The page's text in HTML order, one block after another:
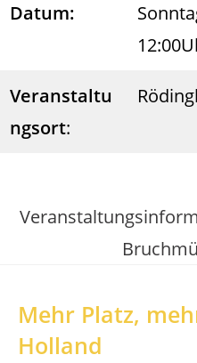
Datum:
Veranstaltu
ngsort:
Mehr Platz,
Holland